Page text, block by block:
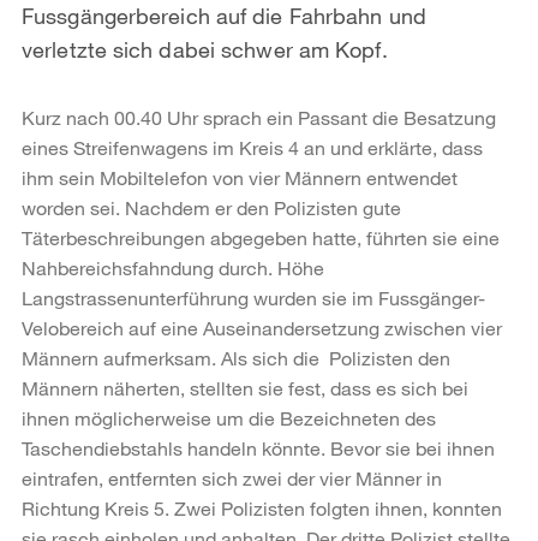
Fussgängerbereich auf die Fahrbahn und
verletzte sich dabei schwer am Kopf.
Kurz nach 00.40 Uhr sprach ein Passant die Besatzung
eines Streifenwagens im Kreis 4 an und erklärte, dass
ihm sein Mobiltelefon von vier Männern entwendet
worden sei. Nachdem er den Polizisten gute
Täterbeschreibungen abgegeben hatte, führten sie eine
Nahbereichsfahndung durch. Höhe
Langstrassenunterführung wurden sie im Fussgänger-
Velobereich auf eine Auseinandersetzung zwischen vier
Männern aufmerksam. Als sich die Polizisten den
Männern näherten, stellten sie fest, dass es sich bei
ihnen möglicherweise um die Bezeichneten des
Taschendiebstahls handeln könnte. Bevor sie bei ihnen
eintrafen, entfernten sich zwei der vier Männer in
Richtung Kreis 5. Zwei Polizisten folgten ihnen, konnten